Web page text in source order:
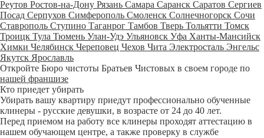
Реутов Ростов-на-Дону Рязань Самара Саранск Саратов Сергиев
Посад Серпухов Симферополь Смоленск Солнечногорск Сочи
Ставрополь Ступино Таганрог Тамбов Тверь Тольятти Томск
Троицк Тула Тюмень Улан-Удэ Ульяновск Уфа Ханты-Мансийск
Химки Челябинск Череповец Чехов Чита Электросталь Энгельс
Якутск Ярославль
Откройте Бюро чистоты Братьев Чистовых в своем городе по
нашей франшизе
Кто приедет убирать
Убирать вашу квартиру приедут профессионально обученные
клинеры - русские девушки, в возрасте от 24 до 40 лет.
Перед приемом на работу все клинеры проходят аттестацию в
нашем обучающем центре, а также проверку в службе